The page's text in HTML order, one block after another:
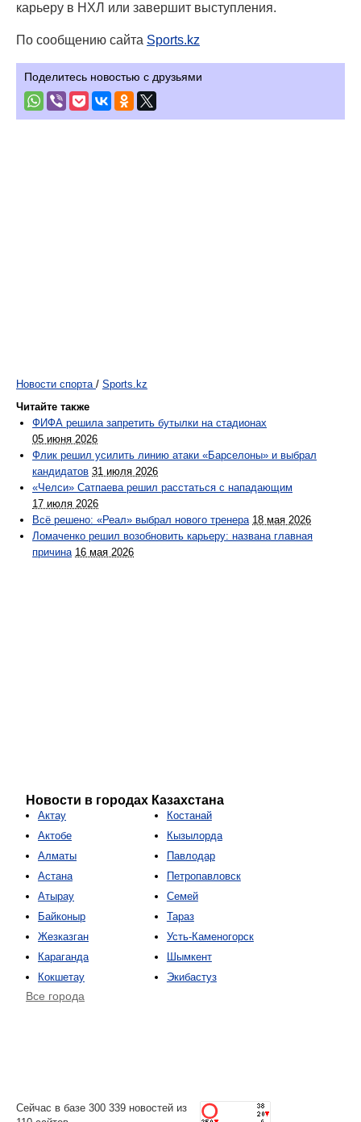
карьеру в НХЛ или завершит выступления.
По сообщению сайта Sports.kz
Поделитесь новостью с друзьями
Новости спорта / Sports.kz
Читайте также
ФИФА решила запретить бутылки на стадионах
05 июня 2026
Флик решил усилить линию атаки «Барселоны» и выбрал
кандидатов 31 июля 2026
«Челси» Сатпаева решил расстаться с нападающим
17 июля 2026
Всё решено: «Реал» выбрал нового тренера 18 мая 2026
Ломаченко решил возобновить карьеру: названа главная
причина 16 мая 2026
Новости в городах Казахстана
Актау
Актобе
Алматы
Астана
Атырау
Байконыр
Жезказган
Караганда
Кокшетау
Костанай
Кызылорда
Павлодар
Петропавловск
Семей
Тараз
Усть-Каменогорск
Шымкент
Экибастуз
Все города
Сейчас в базе 300 339 новостей из